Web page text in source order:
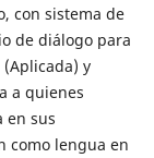
con sistema de
de diálogo para
y
a quienes
en sus
como lengua en